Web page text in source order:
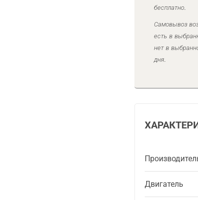
бесплатно.
Самовывоз
есть в
нет в
дня.
Двигатель